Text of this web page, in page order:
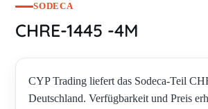
SODECA
CHRE-1445 -4M
CYP Trading liefert das Sodeca-Teil
Deutschland. Verfügbarkeit und Preis